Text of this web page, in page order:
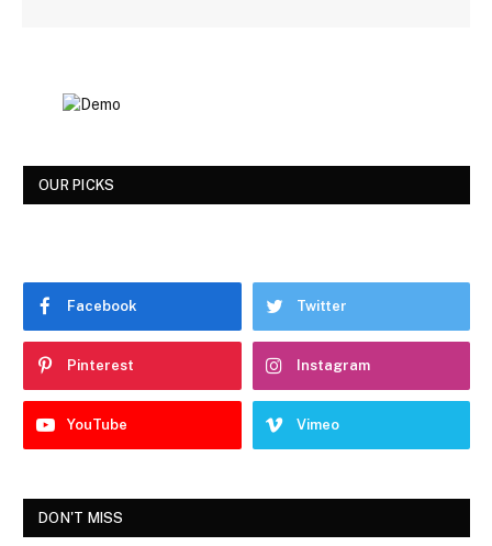
OUR PICKS
Facebook Twitter
Pinterest Instagram
YouTube Vimeo
DON'T MISS